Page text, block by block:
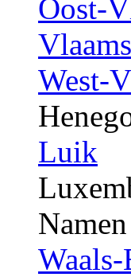
Oost-
West-
Luik
Namen